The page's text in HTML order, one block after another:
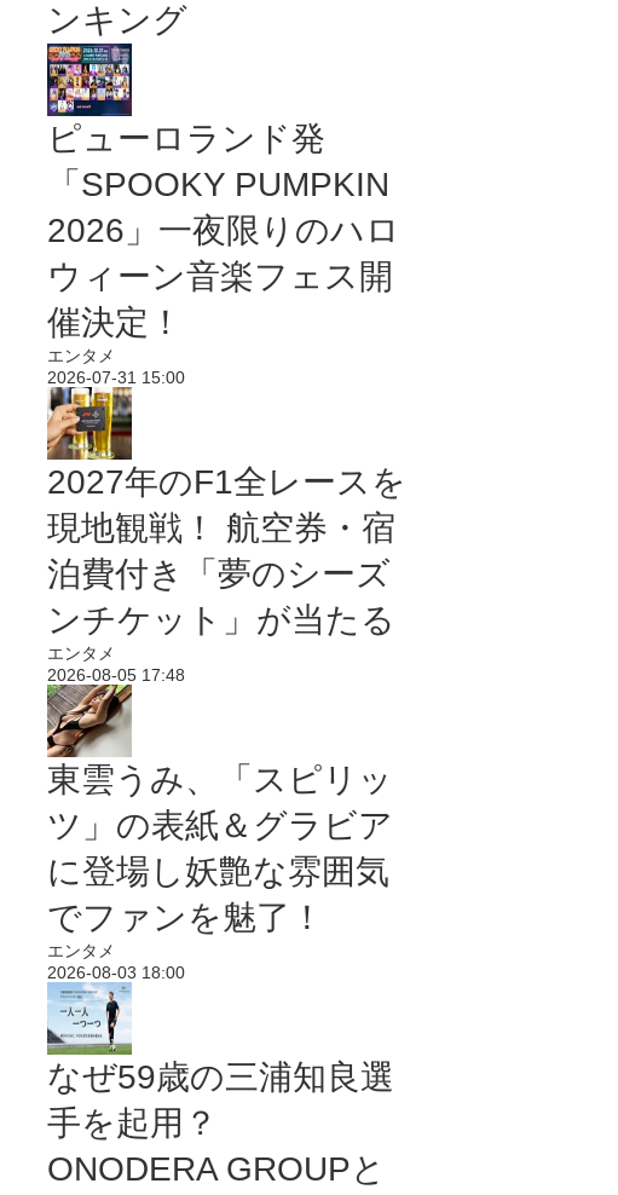
ンキング
ピューロランド発
「SPOOKY PUMPKIN
2026」一夜限りのハロ
ウィーン音楽フェス開
催決定！
エンタメ
2026-07-31 15:00
2027年のF1全レースを
現地観戦！ 航空券・宿
泊費付き「夢のシーズ
ンチケット」が当たる
エンタメ
2026-08-05 17:48
東雲うみ、「スピリッ
ツ」の表紙＆グラビア
に登場し妖艶な雰囲気
でファンを魅了！
エンタメ
2026-08-03 18:00
なぜ59歳の三浦知良選
手を起用？
ONODERA GROUPと